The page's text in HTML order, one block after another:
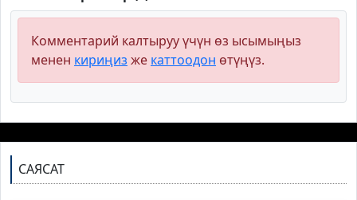
Комментарий калтыруу үчүн өз ысымыңыз
менен кириңиз же каттоодон өтүңүз.
САЯСАТ